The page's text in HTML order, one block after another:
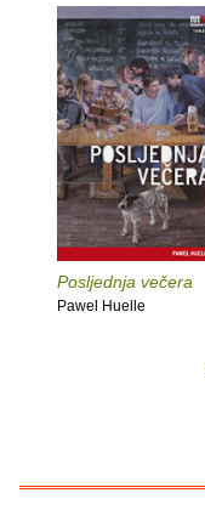
Posljednja večera
Pawel Huelle